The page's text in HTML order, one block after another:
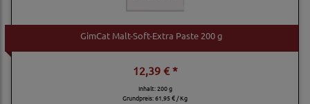
GimCat Malt-Soft-Extra Paste 200 g
12,39 € *
Inhalt: 200 g
Grundpreis:61,95 € / Kg